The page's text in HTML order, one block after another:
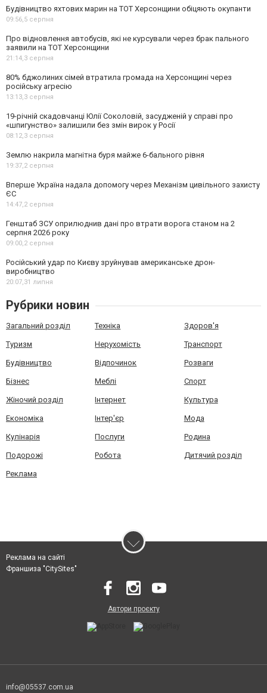
Будівництво яхтових марин на ТОТ Херсонщини обіцяють окупанти
09:56,5 серпня
Про відновлення автобусів, які не курсували через брак пального
заявили на ТОТ Херсонщини
21:14,3 серпня
80% бджолиних сімей втратила громада на Херсонщині через
російську агресію
13:13,3 серпня
19-річній скадовчанці Юлії Соколовій, засудженій у справі про
«шпигунство» залишили без змін вирок у Росії
08:12,3 серпня
Землю накрила магнітна буря майже 6-бального рівня
19:37,2 серпня
Вперше Україна надала допомогу через Механізм цивільного захисту
ЄС
14:47,2 серпня
Генштаб ЗСУ оприлюднив дані про втрати ворога станом на 2
серпня 2026 року
09:00,2 серпня
Російський удар по Києву зруйнував американське дрон-
виробництво
20:07,31 липня
Рубрики новин
Загальний розділ Техніка Здоров'я
Туризм Нерухомість Транспорт
Будівництво Відпочинок Розваги
Бізнес Меблі Спорт
Жіночий розділ Інтернет Культура
Економіка Інтер'єр Мода
Кулінарія Послуги Родина
Подорожі Робота Дитячий розділ
Реклама
Реклама на сайті
Франшиза "CitySites"
Автори проєкту
info@05537.com.ua